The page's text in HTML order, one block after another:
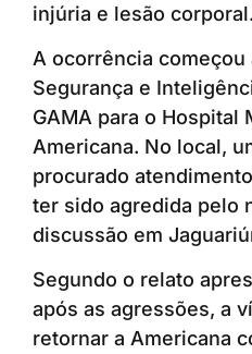
injúria e lesão corporal.
A ocorrência começou
Segurança e
GAMA para o Hospital
Americana. No local,
procurado
ter sido agredida pelo
discussão em
Segundo o relato
após as agressões, a
retornar a Americana